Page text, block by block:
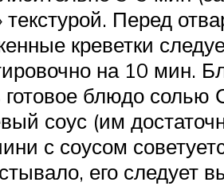
Перед
креветки
на 10 мин.
блюдо солью
соус (им
с соусом
его следует